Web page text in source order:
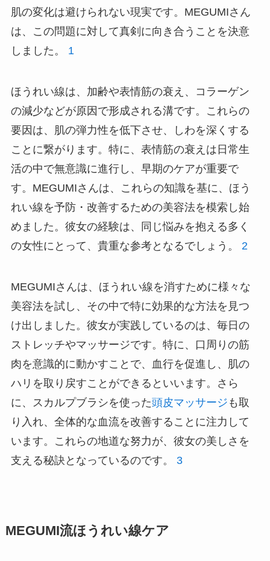
肌の変化は避けられない現実です。MEGUMIさん
は、この問題に対して真剣に向き合うことを決意
しました。 1
ほうれい線は、加齢や表情筋の衰え、コラーゲン
の減少などが原因で形成される溝です。これらの
要因は、肌の弾力性を低下させ、しわを深くする
ことに繋がります。特に、表情筋の衰えは日常生
活の中で無意識に進行し、早期のケアが重要で
す。MEGUMIさんは、これらの知識を基に、ほう
れい線を予防・改善するための美容法を模索し始
めました。彼女の経験は、同じ悩みを抱える多く
の女性にとって、貴重な参考となるでしょう。 2
MEGUMIさんは、ほうれい線を消すために様々な
美容法を試し、その中で特に効果的な方法を見つ
け出しました。彼女が実践しているのは、毎日の
ストレッチやマッサージです。特に、口周りの筋
肉を意識的に動かすことで、血行を促進し、肌の
ハリを取り戻すことができるといいます。さら
に、スカルプブラシを使った頭皮マッサージ も取
り入れ、全体的な血流を改善することに注力して
います。これらの地道な努力が、彼女の美しさを
支える秘訣となっているのです。 3
MEGUMI流ほうれい線ケア